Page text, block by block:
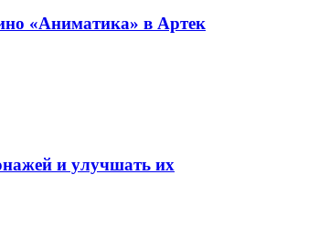
«Аниматика» в Артек
и улучшать их